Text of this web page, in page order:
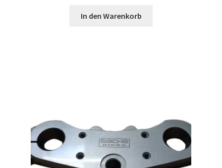
In den Warenkorb